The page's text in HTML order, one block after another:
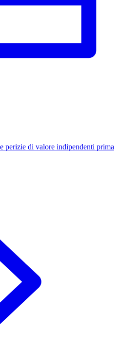
perizie di valore indipendenti prima